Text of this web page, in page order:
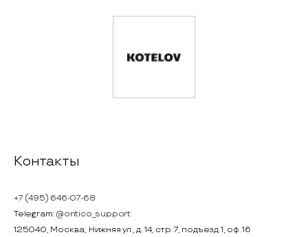
Контакты
+7 (495) 646-07-68
Telegram: @ontico_support
125040, Москва, Нижняя ул., д. 14, стр. 7, подъезд 1, оф. 16